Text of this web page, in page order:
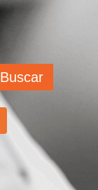
Buscar